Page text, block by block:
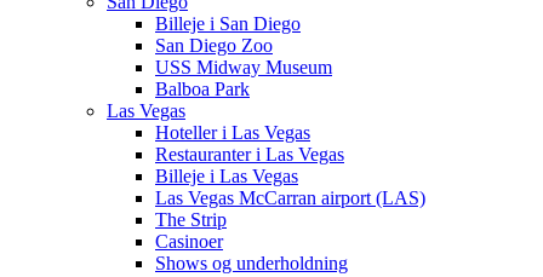
Billeje i San Diego
San Diego Zoo
USS Midway Museum
Balboa Park
Las Vegas
Hoteller i Las Vegas
Restauranter i Las Vegas
Billeje i Las Vegas
Las Vegas McCarran airport (LAS)
The Strip
Casinoer
Shows og underholdning